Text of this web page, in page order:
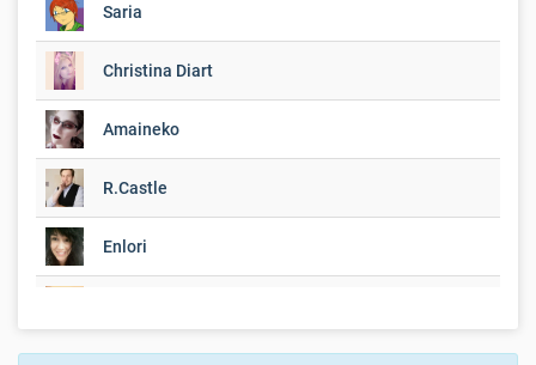
Saria
Christina Diart
Amaineko
R.Castle
Enlori